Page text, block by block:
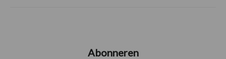
Abonneren